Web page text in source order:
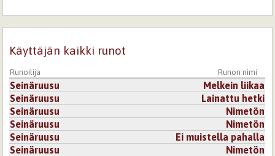
Käyttäjän kaikki runot
Runoilija Runon nimi
Seinäruusu
Melkein liikaa
Seinäruusu
Lainattu hetki
Seinäruusu
Nimetön
Seinäruusu
Nimetön
Seinäruusu
Ei muistella pahalla
Seinäruusu
Nimetön